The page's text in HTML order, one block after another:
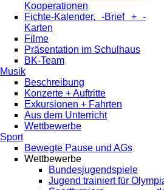
Kooperationen
Fichte-Kalender, -Brief + -
Karten
Filme
Präsentation im Schulhaus
BK-Team
Musik
Beschreibung
Konzerte + Auftritte
Exkursionen + Fahrten
Aus dem Unterricht
Wettbewerbe
Sport
Bewegte Pause und AGs
Wettbewerbe
Bundesjugendspiele
Jugend trainiert für